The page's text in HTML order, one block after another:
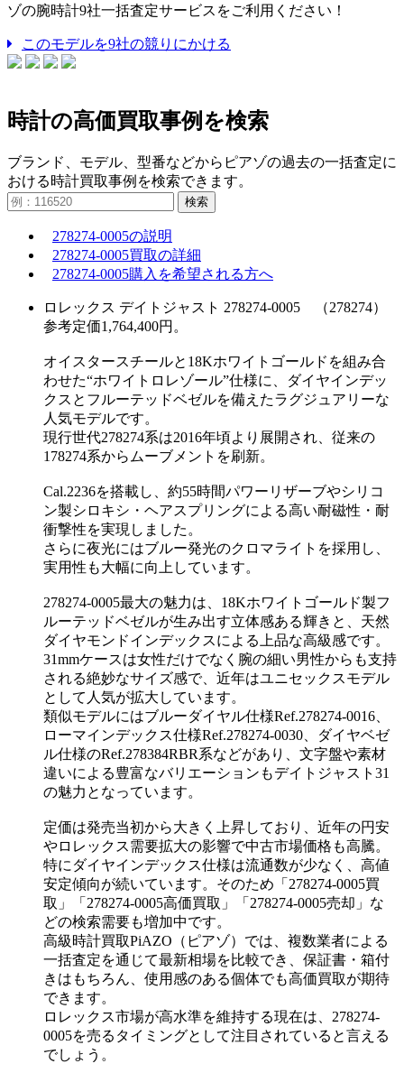
ゾの腕時計9社一括査定サービスをご利用ください！
このモデルを9社の競りにかける
時計の高価買取事例を検索
ブランド、モデル、型番などからピアゾの過去の一括査定に
おける時計買取事例を検索できます。
検索
278274-0005の説明
278274-0005買取の詳細
278274-0005購入を希望される方へ
ロレックス デイトジャスト 278274-0005 （278274）
参考定価1,764,400円。
オイスタースチールと18Kホワイトゴールドを組み合
わせた“ホワイトロレゾール”仕様に、ダイヤインデッ
クスとフルーテッドベゼルを備えたラグジュアリーな
人気モデルです。
現行世代278274系は2016年頃より展開され、従来の
178274系からムーブメントを刷新。
Cal.2236を搭載し、約55時間パワーリザーブやシリコ
ン製シロキシ・ヘアスプリングによる高い耐磁性・耐
衝撃性を実現しました。
さらに夜光にはブルー発光のクロマライトを採用し、
実用性も大幅に向上しています。
278274-0005最大の魅力は、18Kホワイトゴールド製フ
ルーテッドベゼルが生み出す立体感ある輝きと、天然
ダイヤモンドインデックスによる上品な高級感です。
31mmケースは女性だけでなく腕の細い男性からも支持
される絶妙なサイズ感で、近年はユニセックスモデル
として人気が拡大しています。
類似モデルにはブルーダイヤル仕様Ref.278274-0016、
ローマインデックス仕様Ref.278274-0030、ダイヤベゼ
ル仕様のRef.278384RBR系などがあり、文字盤や素材
違いによる豊富なバリエーションもデイトジャスト31
の魅力となっています。
定価は発売当初から大きく上昇しており、近年の円安
やロレックス需要拡大の影響で中古市場価格も高騰。
特にダイヤインデックス仕様は流通数が少なく、高値
安定傾向が続いています。そのため「278274-0005買
取」「278274-0005高価買取」「278274-0005売却」な
どの検索需要も増加中です。
高級時計買取PiAZO（ピアゾ）では、複数業者による
一括査定を通じて最新相場を比較でき、保証書・箱付
きはもちろん、使用感のある個体でも高価買取が期待
できます。
ロレックス市場が高水準を維持する現在は、278274-
0005を売るタイミングとして注目されていると言える
でしょう。